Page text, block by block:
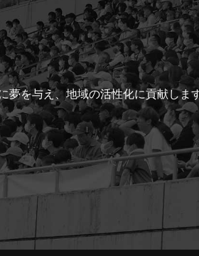
夢を与え、地域の活性化に貢献しま